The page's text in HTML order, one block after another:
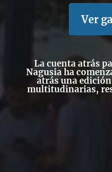
Ver
La cuenta atrás
Nagusiaha
atrás una
multitudinarias,